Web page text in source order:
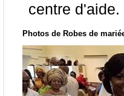
centre d'aide.
Photos de Robes de